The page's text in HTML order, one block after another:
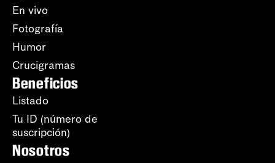
En vivo
Fotografía
Humor
Crucigramas
Beneficios
Listado
Tu ID (número de
suscripción)
Nosotros